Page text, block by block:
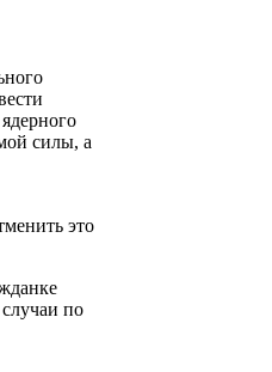
силы, а
это
по